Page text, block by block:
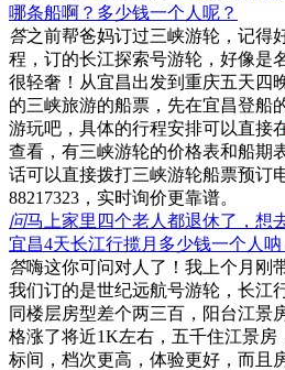
哪条船啊？多少钱一个人呢？
答之前帮爸妈订过三峡游轮，记得
程，订的长江探索号游轮，好像是
很轻奢！从宜昌出发到重庆五天四
的三峡旅游的船票，先在宜昌登船
游玩吧，具体的行程安排可以直接
查看，有三峡游轮的价格表和船期
话可以直接拨打三峡游轮船票预订
88217323，实时询价更靠谱。
问马上家里四个老人都退休了，想
宜昌4天长江行揽月多少钱一个人
答嗨这你可问对人了！我上个月刚
我们订的是世纪远航号游轮，长江
同楼层房型差个两三百，阳台江景
格涨了将近1K左右，五千住江景房
标间，档次更高，体验更好，而且